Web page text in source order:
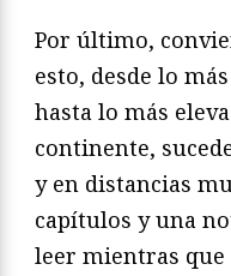
Por último,
esto, desde lo
hasta lo más
continente,
y en distancias
capítulos y una
leer mientras